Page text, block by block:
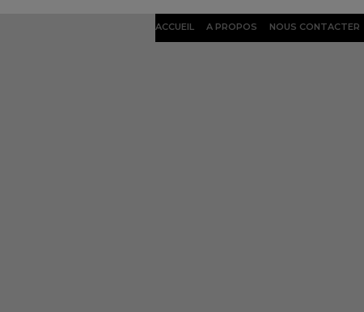
ACCUEIL A PROPOS NOUS CONTACTER